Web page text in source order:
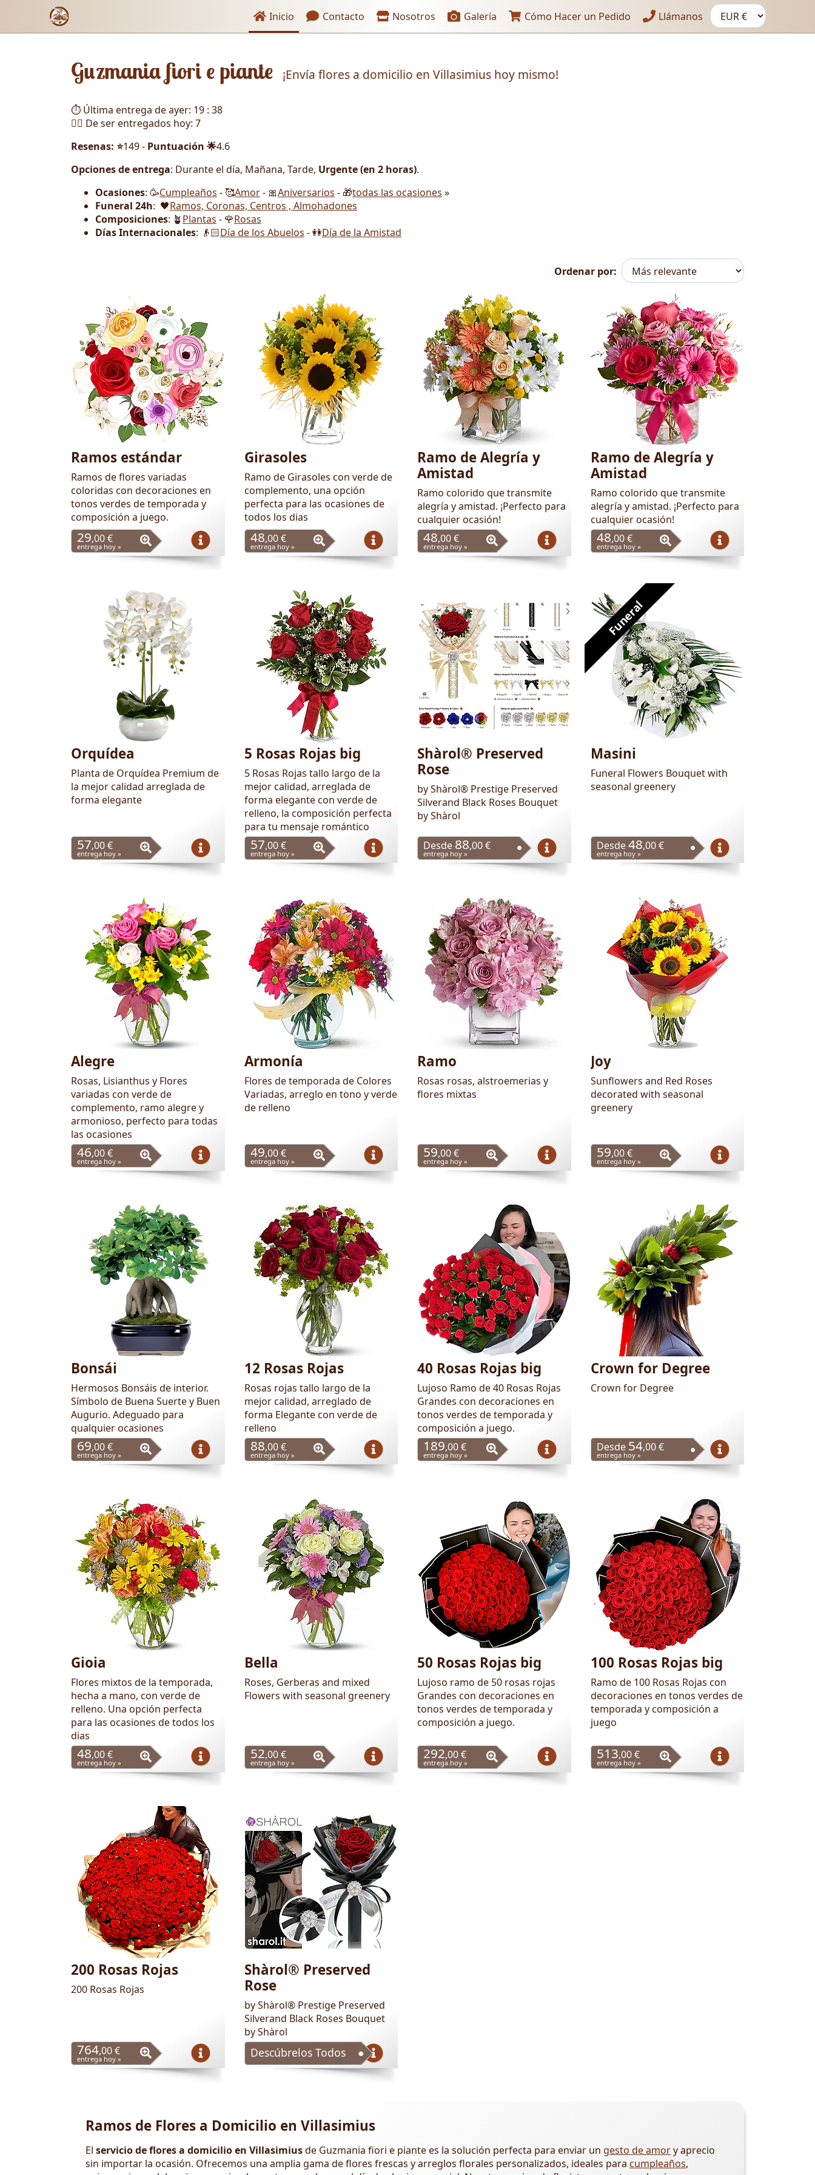
Enlaces de encabezado
Inicio Contacto Nosotros Galería Cómo Hacer un Pedido Llámanos
Guzmania fiori e piante ¡Envía flores a domicilio en Villasimius hoy mismo!
⏱️ Última entrega de ayer: 19 : 38
🏃‍♂️ De ser entregados hoy: 7
Resenas: ⭐149 - Puntuación 🌟4.6
Opciones de entrega: Durante el día, Mañana, Tarde, Urgente (en 2 horas).
Ocasiones: 🥳Cumpleaños - 🥰Amor- 🎀Aniversarios - 🎁todas las ocasiones »
Funeral 24h: 🖤Ramos, Coronas, Centros , Almohadones
Composiciones: 🪴Plantas - 🌹Rosas
Días Internacionales: 👴🏻Día de los Abuelos - 👭Día de la Amistad
Ordenar por:
Flores
Ramos estándar
Ramos de flores variadas
coloridas con decoraciones en
tonos verdes de temporada y
composición a juego.
29,00 €
entrega hoy »
Girasoles
Ramo de Girasoles con verde de
complemento, una opción
perfecta para las ocasiones de
todos los dias
48,00 €
entrega hoy »
Ramo de Alegría y
Amistad
Ramo colorido que transmite
alegría y amistad. ¡Perfecto para
cualquier ocasión!
48,00 €
entrega hoy »
Ramo de Alegría y
Amistad
Ramo colorido que transmite
alegría y amistad. ¡Perfecto para
cualquier ocasión!
48,00 €
entrega hoy »
Orquídea
Planta de Orquídea Premium de
la mejor calidad arreglada de
forma elegante
57,00 €
entrega hoy »
5 Rosas Rojas big
5 Rosas Rojas tallo largo de la
mejor calidad, arreglada de
forma elegante con verde de
relleno, la composición perfecta
para tu mensaje romántico
57,00 €
entrega hoy »
Shàrol® Preserved
Rose
by Shàrol® Prestige Preserved
Silverand Black Roses Bouquet
by Shàrol
Desde 88,00 €
entrega hoy »
Funeral
Masini
Funeral Flowers Bouquet with
seasonal greenery
Desde 48,00 €
entrega hoy »
Alegre
Rosas, Lisianthus y Flores
variadas con verde de
complemento, ramo alegre y
armonioso, perfecto para todas
las ocasiones
46,00 €
entrega hoy »
Armonía
Flores de temporada de Colores
Variadas, arreglo en tono y verde
de relleno
49,00 €
entrega hoy »
Ramo
Rosas rosas, alstroemerias y
flores mixtas
59,00 €
entrega hoy »
Joy
Sunflowers and Red Roses
decorated with seasonal
greenery
59,00 €
entrega hoy »
Bonsái
Hermosos Bonsáis de interior.
Símbolo de Buena Suerte y Buen
Augurio. Adeguado para
qualquier ocasiones
69,00 €
entrega hoy »
12 Rosas Rojas
Rosas rojas tallo largo de la
mejor calidad, arreglado de
forma Elegante con verde de
relleno
88,00 €
entrega hoy »
40 Rosas Rojas big
Lujoso Ramo de 40 Rosas Rojas
Grandes con decoraciones en
tonos verdes de temporada y
composición a juego.
189,00 €
entrega hoy »
Crown for Degree
Crown for Degree
Desde 54,00 €
entrega hoy »
Gioia
Flores mixtos de la temporada,
hecha a mano, con verde de
relleno. Una opción perfecta
para las ocasiones de todos los
dias
48,00 €
entrega hoy »
Bella
Roses, Gerberas and mixed
Flowers with seasonal greenery
52,00 €
entrega hoy »
50 Rosas Rojas big
Lujoso ramo de 50 rosas rojas
Grandes con decoraciones en
tonos verdes de temporada y
composición a juego.
292,00 €
entrega hoy »
100 Rosas Rojas big
Ramo de 100 Rosas Rojas con
decoraciones en tonos verdes de
temporada y composición a
juego
513,00 €
entrega hoy »
200 Rosas Rojas
200 Rosas Rojas
764,00 €
entrega hoy »
Shàrol® Preserved
Rose
by Shàrol® Prestige Preserved
Silverand Black Roses Bouquet
by Shàrol
Descúbrelos Todos
Ramos de Flores a Domicilio en Villasimius
El servicio de flores a domicilio en Villasimiusde Guzmania fiori e piante es la solución perfecta para enviar un gesto de amory aprecio
sin importar la ocasión. Ofrecemos una amplia gama de flores frescas y arreglos florales personalizados, ideales para cumpleaños,